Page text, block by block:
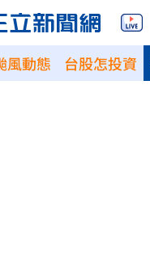
風動態 台股怎投資